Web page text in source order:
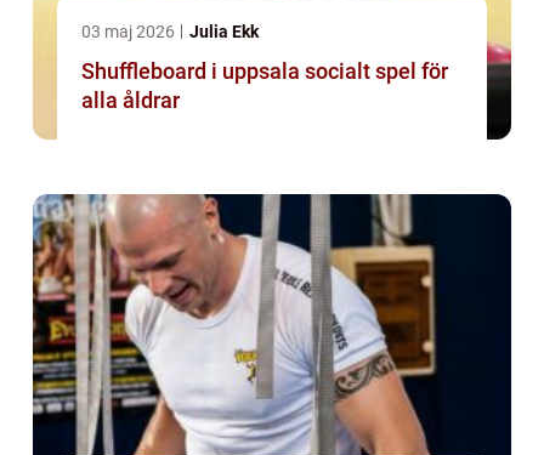
03 maj 2026 Julia Ekk
Shuffleboard i uppsala socialt spel för
alla åldrar